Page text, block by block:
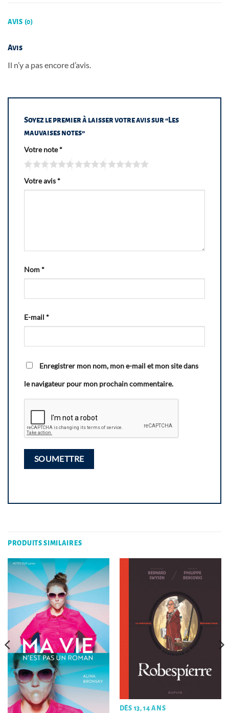
AVIS (0)
Avis
Il n’y a pas encore d’avis.
Soyez le premier à laisser votre avis sur “Les
mauvaises notes”
Votre note*
Votre avis*
Nom*
E-mail *
Enregistrer mon nom, mon e-mail et mon site dans
le navigateur pour mon prochain commentaire.
PRODUITS SIMILAIRES
DÈS 13, 14 ANS